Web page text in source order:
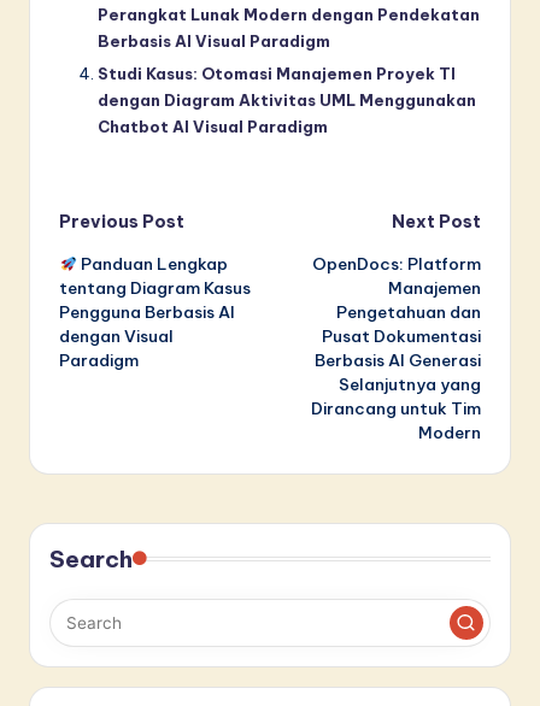
Perangkat Lunak Modern dengan Pendekatan
Berbasis AI Visual Paradigm
Studi Kasus: Otomasi Manajemen Proyek TI
dengan Diagram Aktivitas UML Menggunakan
Chatbot AI Visual Paradigm
Post
navigation
Previous Post
Panduan Lengkap
tentang Diagram Kasus
Pengguna Berbasis AI
dengan Visual
Paradigm
Next Post
OpenDocs: Platform
Manajemen
Pengetahuan dan
Pusat Dokumentasi
Berbasis AI Generasi
Selanjutnya yang
Dirancang untuk Tim
Modern
Search